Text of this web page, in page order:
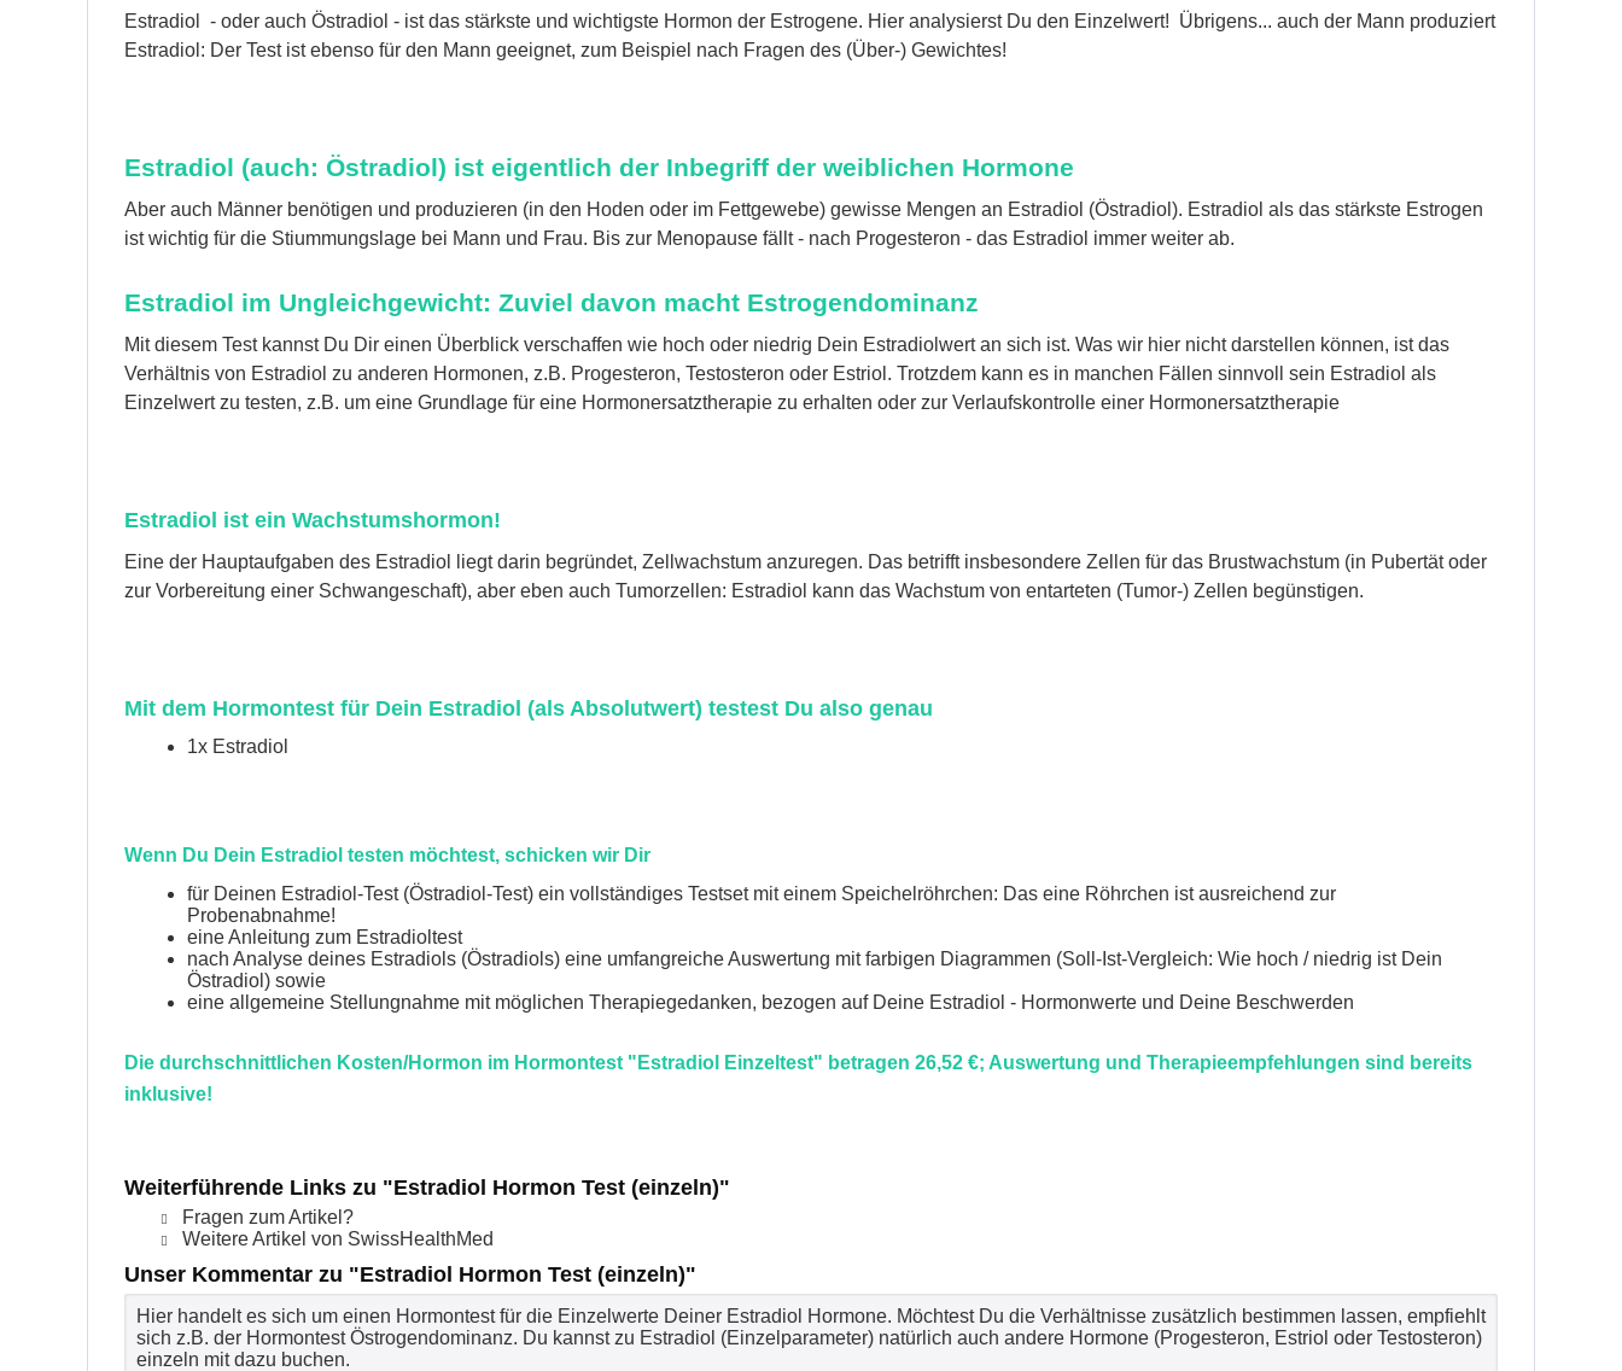
Estradiol - oder auch Östradiol - ist das stärkste und wichtigste Hormon der Estrogene. Hier analysierst Du den Einzelwert! Übrigens... auch der Mann produziert
Estradiol: Der Test ist ebenso für den Mann geeignet, zum Beispiel nach Fragen des (Über-) Gewichtes!
Estradiol (auch: Östradiol) ist eigentlich der Inbegriff der weiblichen Hormone
Aber auch Männer benötigen und produzieren (in den Hoden oder im Fettgewebe) gewisse Mengen an Estradiol (Östradiol). Estradiol als das stärkste Estrogen
ist wichtig für die Stiummungslage bei Mann und Frau. Bis zur Menopause fällt - nach Progesteron - das Estradiol immer weiter ab.
Estradiol im Ungleichgewicht: Zuviel davon macht Estrogendominanz
Mit diesem Test kannst Du Dir einen Überblick verschaffen wie hoch oder niedrig Dein Estradiolwert an sich ist. Was wir hier nicht darstellen können, ist das
Verhältnis von Estradiol zu anderen Hormonen, z.B. Progesteron, Testosteron oder Estriol. Trotzdem kann es in manchen Fällen sinnvoll sein Estradiol als
Einzelwert zu testen, z.B. um eine Grundlage für eine Hormonersatztherapie zu erhalten oder zur Verlaufskontrolle einer Hormonersatztherapie
Estradiol ist ein Wachstumshormon!
Eine der Hauptaufgaben des Estradiol liegt darin begründet, Zellwachstum anzuregen. Das betrifft insbesondere Zellen für das Brustwachstum (in Pubertät oder
zur Vorbereitung einer Schwangeschaft), aber eben auch Tumorzellen: Estradiol kann das Wachstum von entarteten (Tumor-) Zellen begünstigen.
Mit dem Hormontest für Dein Estradiol (als Absolutwert) testest Du also genau
1x Estradiol
Wenn Du Dein Estradiol testen möchtest, schicken wir Dir
für Deinen Estradiol-Test (Östradiol-Test) ein vollständiges Testset mit einem Speichelröhrchen: Das eine Röhrchen ist ausreichend zur
Probenabnahme!
eine Anleitung zum Estradioltest
nach Analyse deines Estradiols (Östradiols) eine umfangreiche Auswertung mit farbigen Diagrammen (Soll-Ist-Vergleich: Wie hoch / niedrig ist Dein
Östradiol) sowie
eine allgemeine Stellungnahme mit möglichen Therapiegedanken, bezogen auf Deine Estradiol - Hormonwerte und Deine Beschwerden
Die durchschnittlichen Kosten/Hormon im Hormontest "Estradiol Einzeltest" betragen 26,52 €; Auswertung und Therapieempfehlungen sind bereits
inklusive!
Weiterführende Links zu "Estradiol Hormon Test (einzeln)"
Fragen zum Artikel?
Weitere Artikel von SwissHealthMed
Unser Kommentar zu "Estradiol Hormon Test (einzeln)"
Hier handelt es sich um einen Hormontest für die Einzelwerte Deiner Estradiol Hormone. Möchtest Du die Verhältnisse zusätzlich bestimmen lassen, empfiehlt
sich z.B. der Hormontest Östrogendominanz. Du kannst zu Estradiol (Einzelparameter) natürlich auch andere Hormone (Progesteron, Estriol oder Testosteron)
einzeln mit dazu buchen.